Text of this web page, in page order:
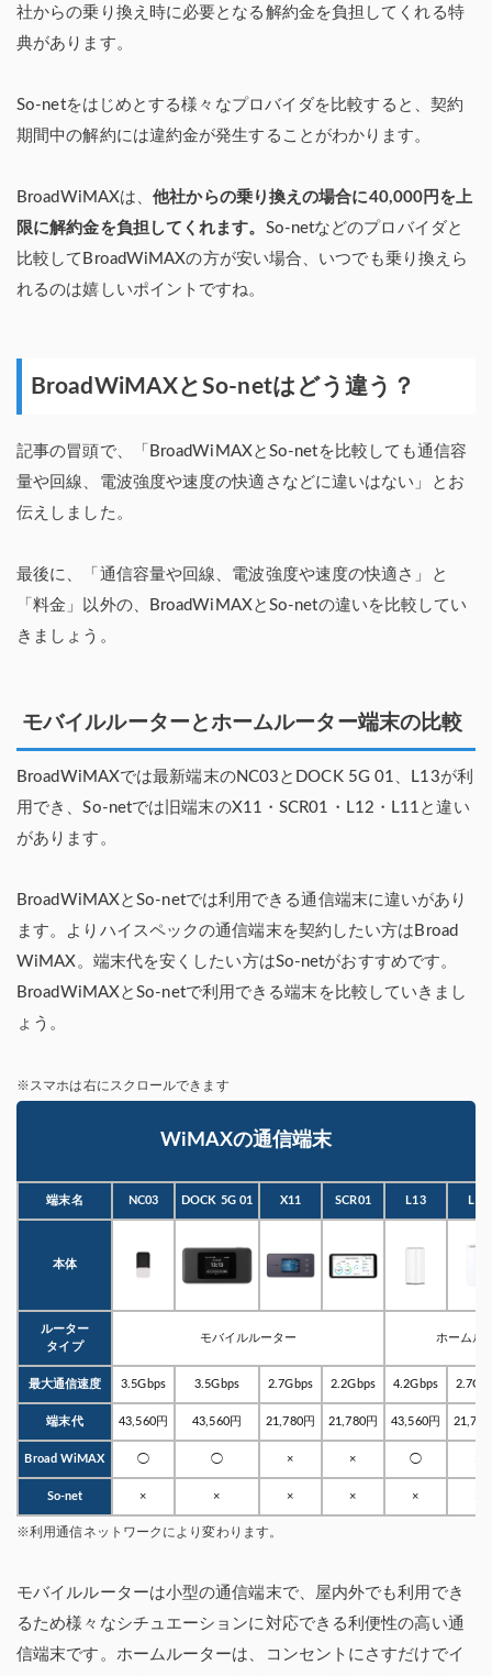
社からの乗り換え時に必要となる解約金を負担してくれる特
典があります。
So-netをはじめとする様々なプロバイダを比較すると、契約
期間中の解約には違約金が発生することがわかります。
BroadWiMAXは、他社からの乗り換えの場合に40,000円を上
限に解約金を負担してくれます。 So-netなどのプロバイダと
比較してBroadWiMAXの方が安い場合、いつでも乗り換えら
れるのは嬉しいポイントですね。
BroadWiMAXとSo-netはどう違う？
記事の冒頭で、「BroadWiMAXとSo-netを比較しても通信容
量や回線、電波強度や速度の快適さなどに違いはない」とお
伝えしました。
最後に、「通信容量や回線、電波強度や速度の快適さ」と
「料金」以外の、BroadWiMAXとSo-netの違いを比較してい
きましょう。
モバイルルーターとホームルーター端末の比較
BroadWiMAXでは最新端末のNC03とDOCK 5G 01、L13が利
用でき、So-netでは旧端末のX11・SCR01・L12・L11と違い
があります。
BroadWiMAXとSo-netでは利用できる通信端末に違いがあり
ます。よりハイスペックの通信端末を契約したい方はBroad
WiMAX。端末代を安くしたい方はSo-netがおすすめです。
BroadWiMAXとSo-netで利用できる端末を比較していきまし
ょう。
※スマホは右にスクロールできます
WiMAXの通信端末
端末名 NC03 DOCK 5G 01 X11 SCR01 L13 L12
本体
ルーター
タイプ
モバイルルーター ホームル
最大通信速度 3.5Gbps 3.5Gbps 2.7Gbps 2.2Gbps 4.2Gbps
端末代 43,560円 43,560円 21,780円 21,780円 43,560円
Broad WiMAX ◯ ◯ × × ◯
So-net × × × × ×
※利用通信ネットワークにより変わります。
モバイルルーターは小型の通信端末で、屋内外でも利用でき
るため様々なシチュエーションに対応できる利便性の高い通
信端末です。ホームルーターは、コンセントにさすだけでイ